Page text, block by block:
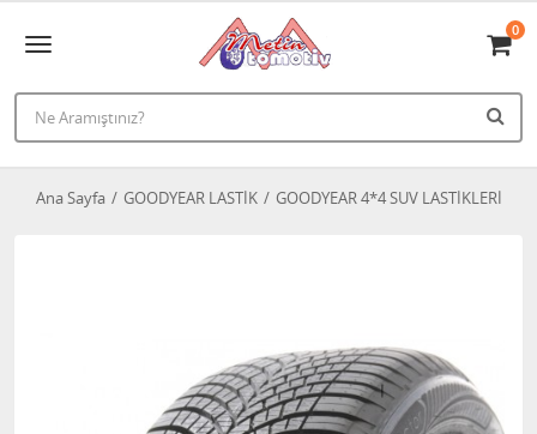
0
Ana Sayfa GOODYEAR LASTİK GOODYEAR 4*4 SUV LASTİKLERİ